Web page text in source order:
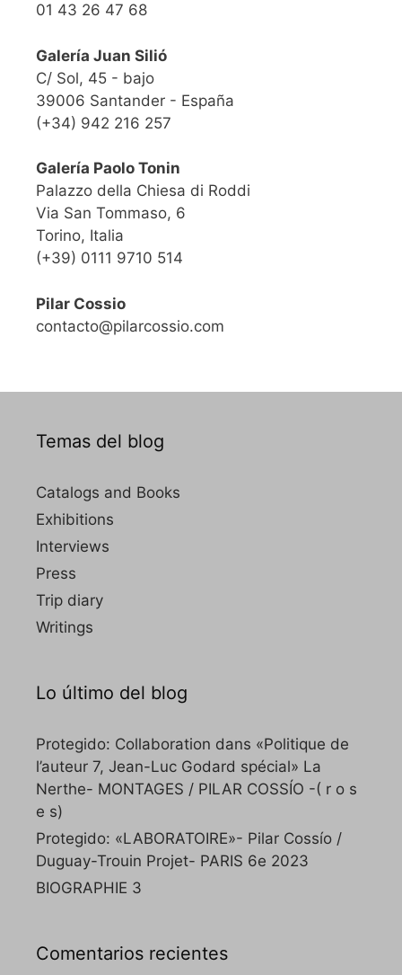
01 43 26 47 68
Galería Juan Silió
C/ Sol, 45 - bajo
39006 Santander - España
(+34) 942 216 257
Galería Paolo Tonin
Palazzo della Chiesa di Roddi
Via San Tommaso, 6
Torino, Italia
(+39) 0111 9710 514
Pilar Cossio
contacto@pilarcossio.com
Temas del blog
Catalogs and Books
Exhibitions
Interviews
Press
Trip diary
Writings
Lo último del blog
Protegido: Collaboration dans «Politique de
l’auteur 7, Jean-Luc Godard spécial» La
Nerthe- MONTAGES / PILAR COSSÍO -( r o s
e s)
Protegido: «LABORATOIRE»- Pilar Cossío /
Duguay-Trouin Projet- PARIS 6e 2023
BIOGRAPHIE 3
Comentarios recientes